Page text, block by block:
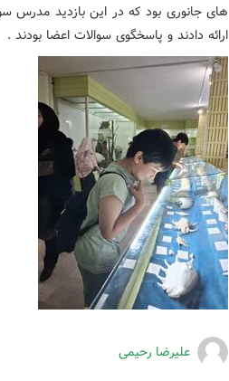
های جانوری بود که در این بازدید
ارائه دادند و پاسخگوی سوالات اعضا بودند .
علیرضا رحیمی